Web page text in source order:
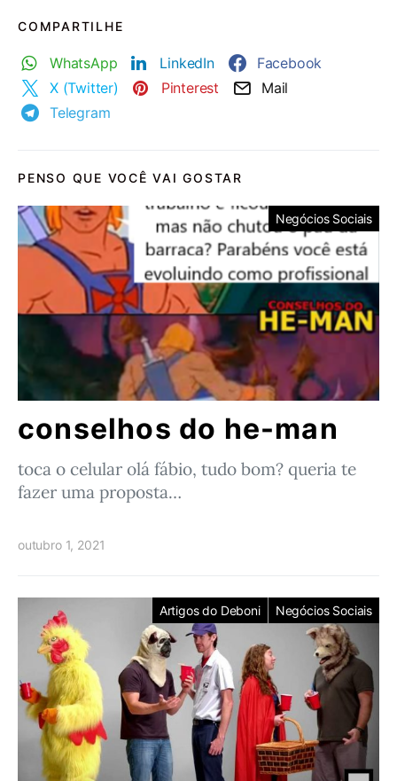
COMPARTILHE
WhatsApp LinkedIn
Facebook
X (Twitter)
Pinterest
Mail
Telegram
PENSO QUE VOCÊ VAI GOSTAR
Negócios Sociais
conselhos do he-man
toca o celular olá fábio, tudo bom? queria te
fazer uma proposta…
outubro 1, 2021
Artigos do Deboni Negócios Sociais